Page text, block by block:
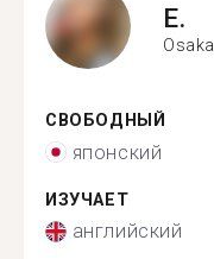
E.
Osaka
СВОБОДНЫЙ
японский
ИЗУЧАЕТ
английский